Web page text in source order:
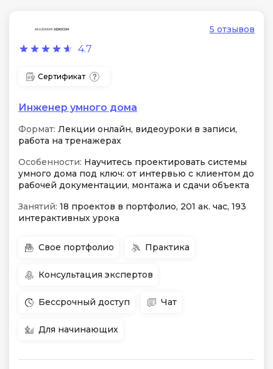
4.7
5 отзывов
Сертификат
Инженер умного дома
Формат: Лекции онлайн, видеоуроки в записи,
работа на тренажерах
Особенности: Научитесь проектировать системы
умного дома под ключ: от интервью с клиентом до
рабочей документации, монтажа и сдачи объекта
Занятий: 18 проектов в портфолио, 201 ак. час, 193
интерактивных урока
Свое портфолио Практика
Консультация экспертов
Бессрочный доступ Чат
Для начинающих